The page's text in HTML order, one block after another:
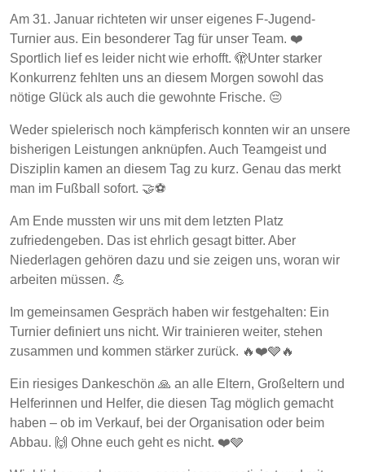
Am 31. Januar richteten wir unser eigenes F-Jugend-
Turnier aus. Ein besonderer Tag für unser Team. ❤️
Sportlich lief es leider nicht wie erhofft. 🫣Unter starker
Konkurrenz fehlten uns an diesem Morgen sowohl das
nötige Glück als auch die gewohnte Frische. 😔
Weder spielerisch noch kämpferisch konnten wir an unsere
bisherigen Leistungen anknüpfen. Auch Teamgeist und
Disziplin kamen an diesem Tag zu kurz. Genau das merkt
man im Fußball sofort. 🤝⚽
Am Ende mussten wir uns mit dem letzten Platz
zufriedengeben. Das ist ehrlich gesagt bitter. Aber
Niederlagen gehören dazu und sie zeigen uns, woran wir
arbeiten müssen. 💪
Im gemeinsamen Gespräch haben wir festgehalten: Ein
Turnier definiert uns nicht. Wir trainieren weiter, stehen
zusammen und kommen stärker zurück. 🔥❤️🩶🔥
Ein riesiges Dankeschön 🙏 an alle Eltern, Großeltern und
Helferinnen und Helfer, die diesen Tag möglich gemacht
haben – ob im Verkauf, bei der Organisation oder beim
Abbau. 🙌 Ohne euch geht es nicht. ❤️🩶